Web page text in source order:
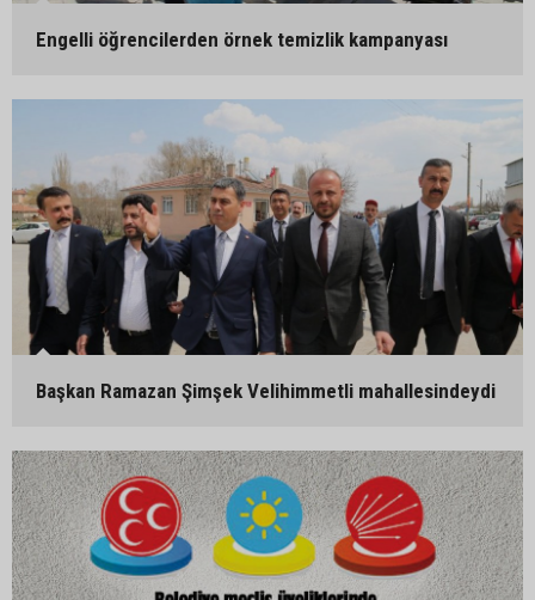
Engelli öğrencilerden örnek temizlik kampanyası
Başkan Ramazan Şimşek Velihimmetli mahallesindeydi